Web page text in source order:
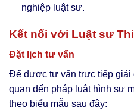
nghiệp luật sư.
Kết nối với Luật sư
Đặt lịch tư vấn
Để được tư vấn trực tiếp giải
quan đến pháp luật hình sự
theo biểu mẫu sau đây: